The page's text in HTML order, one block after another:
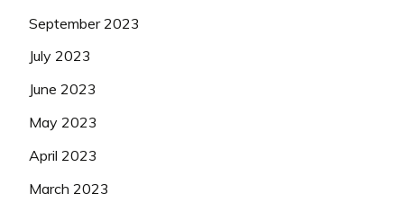
September 2023
July 2023
June 2023
May 2023
April 2023
March 2023